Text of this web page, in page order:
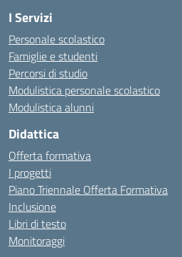
I Servizi
Personale scolastico
Famiglie e studenti
Percorsi di studio
Modulistica personale scolastico
Modulistica alunni
Didattica
Offerta formativa
I progetti
Piano Triennale Offerta Formativa
Inclusione
Libri di testo
Monitoraggi